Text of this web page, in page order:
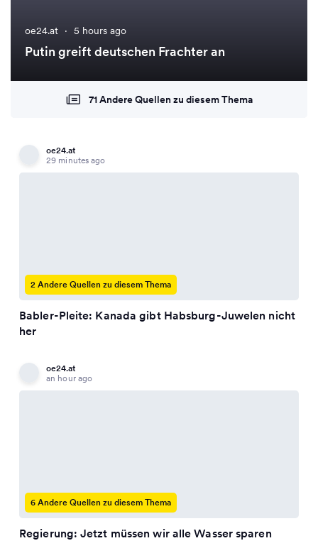
oe24.at · 5 hours ago
Putin greift deutschen Frachter an
71 Andere Quellen zu diesem Thema
oe24.at
29 minutes ago
2 Andere Quellen zu diesem Thema
Babler-Pleite: Kanada gibt Habsburg-Juwelen nicht
her
oe24.at
an hour ago
6 Andere Quellen zu diesem Thema
Regierung: Jetzt müssen wir alle Wasser sparen